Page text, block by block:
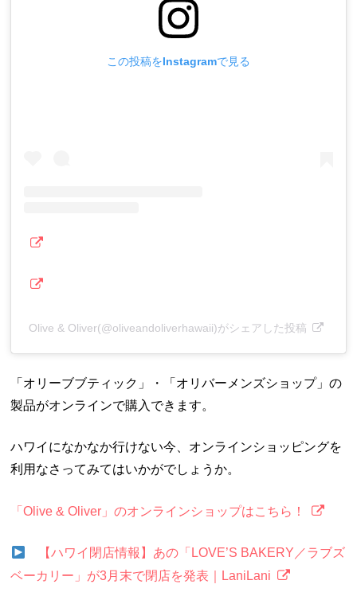
この投稿をInstagramで見る
Olive & Oliver(@oliveandoliverhawaii)がシェアした投稿
「オリーブブティック」・「オリバーメンズショップ」の
製品がオンラインで購入できます。
ハワイになかなか行けない今、オンラインショッピングを
利用なさってみてはいかがでしょうか。
「Olive & Oliver」のオンラインショップはこちら！
【ハワイ閉店情報】あの「LOVE’S BAKERY／ラブズ
ベーカリー」が3月末で閉店を発表｜LaniLani